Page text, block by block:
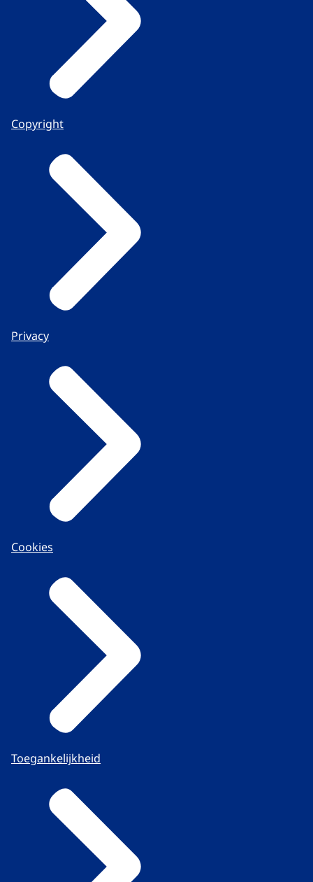
Copyright
Privacy
Cookies
Toegankelijkheid